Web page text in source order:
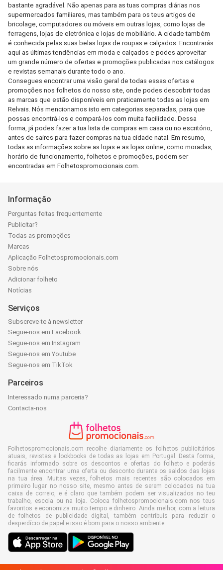
bastante agradável. Não apenas para as tuas compras diárias nos
supermercados familiares, mas também para os teus artigos de
bricolage, computadores ou móveis em outras lojas, como lojas de
ferragens, lojas de eletrónica e lojas de mobiliário. A cidade também
é conhecida pelas suas belas lojas de roupas e calçados. Encontrarás
aqui as últimas tendências em moda e calçados e podes aproveitar
um grande número de ofertas e promoções publicadas nos catálogos
e revistas semanais durante todo o ano.
Consegues encontrar uma visão geral de todas essas ofertas e
promoções nos folhetos do nosso site, onde podes descobrir todas
as marcas que estão disponíveis em praticamente todas as lojas em
Relvais. Nós mencionamos isto em categorias separadas, para que
possas encontrá-los e compará-los com muita facilidade. Dessa
forma, já podes fazer a tua lista de compras em casa ou no escritório,
antes de saires para fazer compras na tua cidade natal. Em resumo,
todas as informações sobre as lojas e as lojas online, como moradas,
horário de funcionamento, folhetos e promoções, podem ser
encontradas em Folhetospromocionais.com.
Informação
Perguntas feitas frequentemente
Publicitar?
Todas as promoções
Marcas
Aplicação Folhetospromocionais.com
Sobre nós
Adicionar folheto
Notícias
Serviços
Subscreve-te à newsletter
Segue-nos em Facebook
Segue-nos em Instagram
Segue-nos em Youtube
Segue-nos em TikTok
Parceiros
Interessado numa parceria?
Contacta-nos
Folhetospromocionais.com recolhe diariamente os folhetos publicitários
atuais, revistas e lookbooks de todas as lojas em Portugal. Desta forma,
ficarás informado sobre os descontos e ofertas do folheto e poderás
facilmente encontrar uma oferta ou desconto durante os saldos das lojas
na tua área. Muitas vezes, folhetos mais recentes são colocados em
primeiro lugar no nosso site, mesmo antes de serem colocados na tua
caixa de correio, e é claro que também podem ser visualizados no teu
trabalho, escola ou na loja. Coloca folhetospromocionais.com nos teus
favoritos e economiza muito tempo e dinheiro. Ainda melhor, com a leitura
de folhetos de publicidade digital, também contribuis para reduzir o
desperdício de papel e isso é bom para o nosso ambiente.